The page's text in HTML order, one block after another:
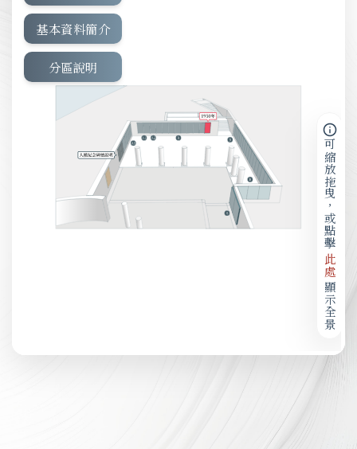
基本資料簡介
分區說明
可縮放拖曳，或點擊
此處
顯示全景